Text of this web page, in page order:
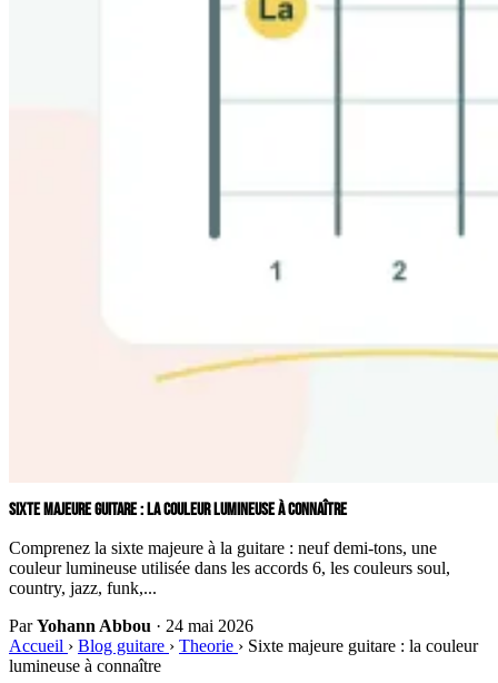
SIXTE MAJEURE GUITARE : LA COULEUR LUMINEUSE À CONNAÎTRE
Comprenez la sixte majeure à la guitare : neuf demi-tons, une
couleur lumineuse utilisée dans les accords 6, les couleurs soul,
country, jazz, funk,...
ParYohann Abbou · 24 mai 2026
Accueil › Blog guitare › Theorie › Sixte majeure guitare : la couleur
lumineuse à connaître